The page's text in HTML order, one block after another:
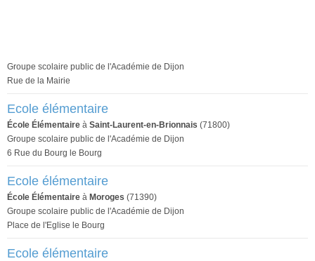
Groupe scolaire public de l'Académie de Dijon
Rue de la Mairie
Ecole élémentaire
École Élémentaire à Saint-Laurent-en-Brionnais (71800)
Groupe scolaire public de l'Académie de Dijon
6 Rue du Bourg le Bourg
Ecole élémentaire
École Élémentaire à Moroges (71390)
Groupe scolaire public de l'Académie de Dijon
Place de l'Eglise le Bourg
Ecole élémentaire